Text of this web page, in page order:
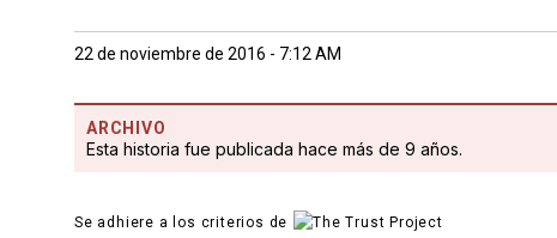
22 de noviembre de 2016 - 7:12 AM
ARCHIVO
Esta historia fue publicada hace más de 9 años.
Se adhiere a los criterios de